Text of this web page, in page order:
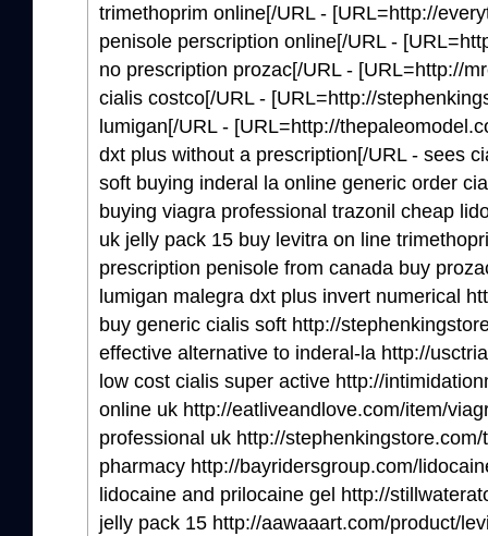
trimethoprim online[/URL - [URL=http://
penisole perscription online[/URL -
no prescription prozac[/URL - [URL=http://
cialis costco[/URL - [URL=http://
lumigan[/URL - [URL=http://
dxt plus without a prescription[/URL - sees
soft buying inderal la online generic order
buying viagra professional trazonil cheap
uk jelly pack 15 buy levitra on line
prescription penisole from canada buy
lumigan malegra dxt plus invert numerical
buy generic cialis soft http://
effective alternative to inderal-la http://
low cost cialis super active http://
online uk http://eatliveandlove.com/item/
professional uk http://
pharmacy http://bayridersgroup.com/
lidocaine and prilocaine gel http://
jelly pack 15 http://aawaaart.com/product/